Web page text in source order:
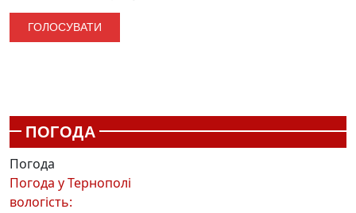
ПОГОДА
Погода
Погода уТернополі
вологість: